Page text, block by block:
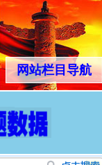
网站栏目导航